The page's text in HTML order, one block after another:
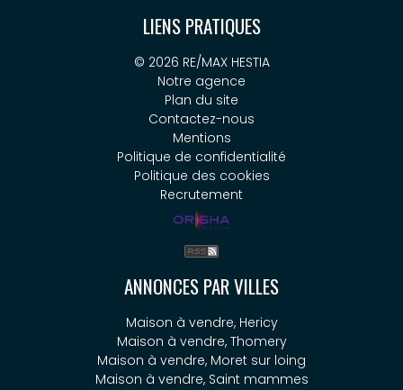
LIENS PRATIQUES
© 2026 RE/MAX HESTIA
Notre agence
Plan du site
Contactez-nous
Mentions
Politique de confidentialité
Politique des cookies
Recrutement
ANNONCES PAR VILLES
Maison à vendre, Hericy
Maison à vendre, Thomery
Maison à vendre, Moret sur loing
Maison à vendre, Saint mammes